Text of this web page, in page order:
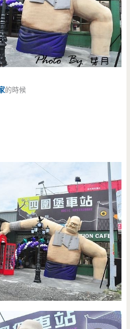
的時候